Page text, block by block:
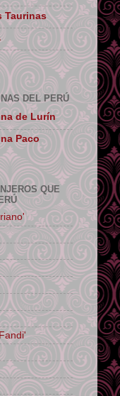
Taurinas
DEL PERÚ
de Lurín
Paco
QUE